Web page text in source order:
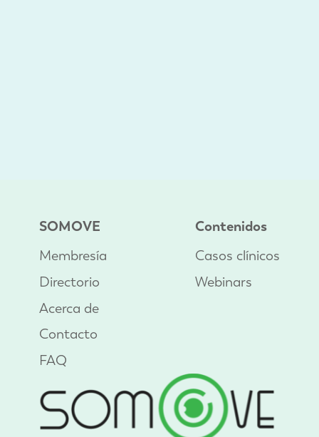
SOMOVE
Membresía
Directorio
Acerca de
Contacto
FAQ
Contenidos
Casos clínicos
Webinars